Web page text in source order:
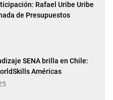
Rafael Uribe Uribe
de Presupuestos
SENA brilla en Chile:
Américas